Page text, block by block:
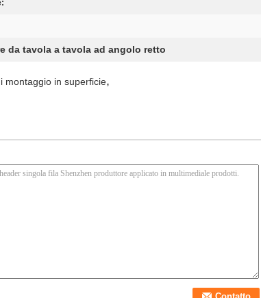
da tavola a tavola ad angolo retto
montaggio in superficie,